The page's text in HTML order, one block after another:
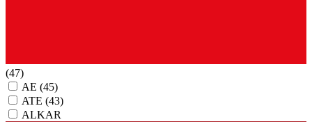
(47)
AE (45)
ATE (43)
ALKAR